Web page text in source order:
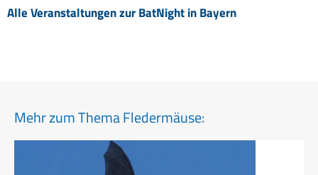
Alle Veranstaltungen zur BatNight in Bayern
Mehr zum Thema Fledermäuse: